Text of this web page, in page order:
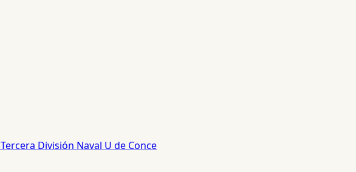
Tercera División Naval U de Conce